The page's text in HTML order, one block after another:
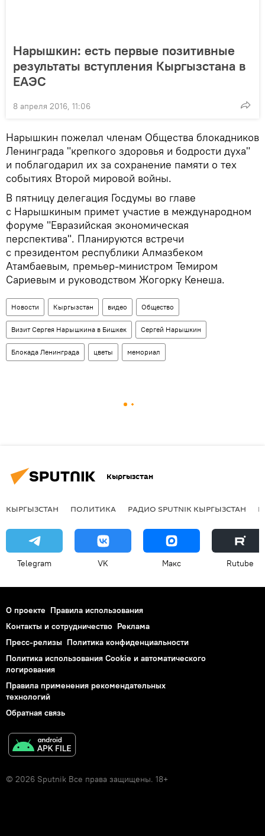
Нарышкин: есть первые позитивные
результаты вступления Кыргызстана в
ЕАЭС
8 апреля 2016, 11:06
Нарышкин пожелал членам Общества блокадников
Ленинграда "крепкого здоровья и бодрости духа"
и поблагодарил их за сохранение памяти о тех
событиях Второй мировой войны.
В пятницу делегация Госдумы во главе
с Нарышкиным примет участие в международном
форуме "Евразийская экономическая
перспектива". Планируются встречи
с президентом республики Алмазбеком
Атамбаевым, премьер-министром Темиром
Сариевым и руководством Жогорку Кенеша.
Новости Кыргызстан видео Общество
Визит Сергея Нарышкина в Бишкек Сергей Нарышкин
Блокада Ленинграда цветы мемориал
Кыргызстан
КЫРГЫЗСТАН ПОЛИТИКА РАДИО SPUTNIK КЫРГЫЗСТАН
Telegram VK Макс Rutube
О проекте Правила использования
Контакты и сотрудничество Реклама
Пресс-релизы Политика конфиденциальности
Политика использования Cookie и автоматического
логирования
Правила применения рекомендательных
технологий
Обратная связь
© 2026 Sputnik Все права защищены. 18+